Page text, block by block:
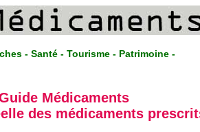
- Santé - Tourisme - Patrimoine -
Médicaments
des médicaments